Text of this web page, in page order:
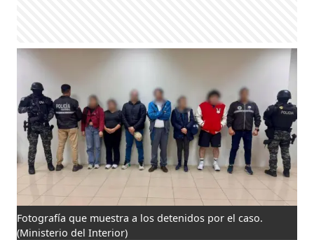
Fotografía que muestra a los detenidos por el caso.
(Ministerio del Interior)